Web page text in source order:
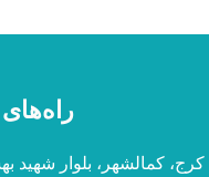
کرج، کمالشهر، بلوار شهید بهشتی،